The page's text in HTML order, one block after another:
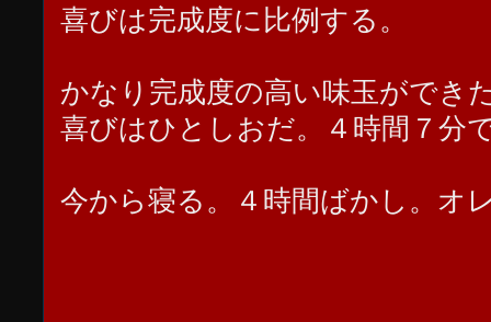
喜びは完成度に比例する。
かなり完成度の高い味玉ができ
喜びはひとしおだ。４時間７分
今から寝る。４時間ばかし。オ